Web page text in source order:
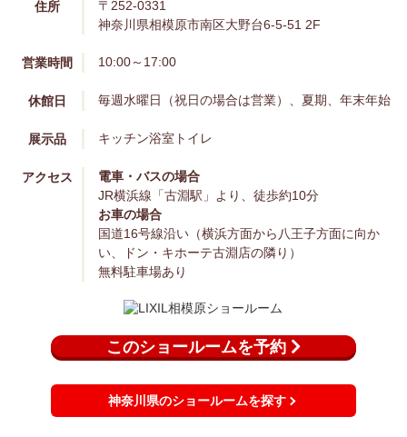
住所
〒252-0331
神奈川県相模原市南区大野台6-5-51 2F
営業時間 10:00～17:00
休館日 毎週水曜日（祝日の場合は営業）、夏期、年末年始
展示品 キッチン浴室 トイレ
アクセス
電車・バスの場合
JR横浜線「古淵駅」より、徒歩約10分
お車の場合
国道16号線沿い（横浜方面から八王子方面に向か
い、ドン・キホーテ古淵店の隣り）
無料駐車場あり
このショールームを予約
神奈川県のショールームを探す